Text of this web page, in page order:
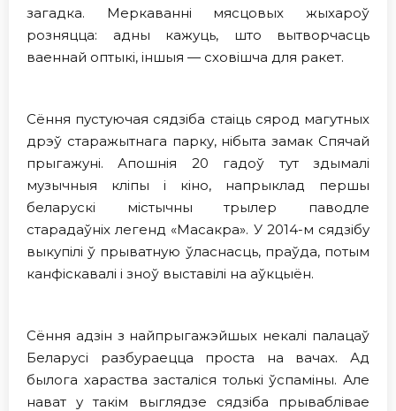
загадка. Меркаванні мясцовых жыхароў
розняцца: адны кажуць, што вытворчасць
ваеннай оптыкі, іншыя — сховішча для ракет.
Сёння пустуючая сядзіба стаіць сярод магутных
дрэў старажытнага парку, нiбыта замак Спячай
прыгажуні. Апошнія 20 гадоў тут здымалі
музычныя кліпы і кіно, напрыклад першы
беларускі містычны трылер паводле
старадаўніх легенд «Масакра». У 2014-м сядзібу
выкупілі ў прыватную ўласнасць, праўда, потым
канфіскавалі і зноў выставілі на аўкцыён.
Сёння адзiн з найпрыгажэйшых некалі палацаў
Беларусі разбураецца проста на вачах. Ад
былога хараства засталіся толькі ўспаміны. Але
нават у такім выглядзе сядзіба прываблівае